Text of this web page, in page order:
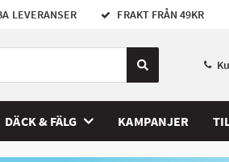
LEVERANSER FRAKT FRÅN 49KR
DÄCK & FÄLG KAMPANJER